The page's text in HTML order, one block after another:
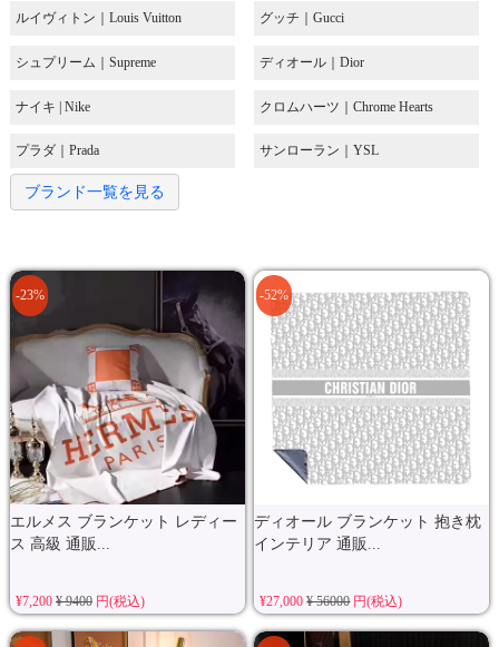
ルイヴィトン｜Louis Vuitton グッチ｜Gucci
シュプリーム｜Supreme ディオール｜Dior
ナイキ | Nike クロムハーツ｜Chrome Hearts
プラダ｜Prada サンローラン｜YSL
ブランド一覧を見る
エルメス ブランケット レディー
ス 高級 通販...
-23%
¥7,200 ¥ 9400円(税込)
ディオール ブランケット 抱き枕
インテリア 通販...
-52%
¥27,000¥ 56000円(税込)